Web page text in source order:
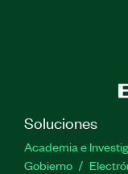
Soluciones
Academia e
Gobierno